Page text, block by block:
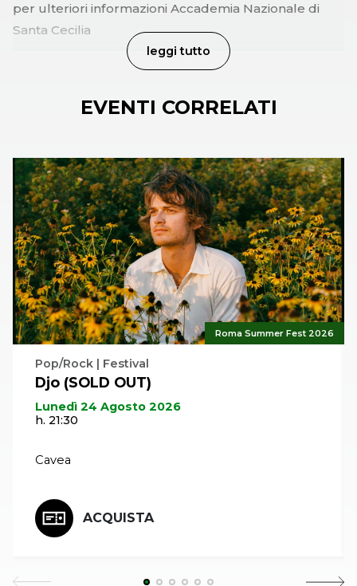
per ulteriori informazioni Accademia Nazionale di
Santa Cecilia
leggi tutto
EVENTI CORRELATI
Roma Summer Fest 2026
Pop/Rock | Festival
Djo (SOLD OUT)
Lunedì 24 Agosto 2026
h. 21:30
Cavea
ACQUISTA